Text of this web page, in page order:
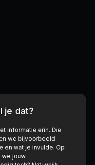
je dat?
informatie erin. Die
we bijvoorbeeld
en wat je invulde. Op
we jouw